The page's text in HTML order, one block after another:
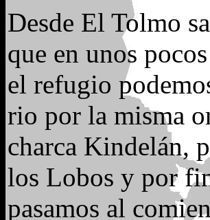
Desde El Tolmo
que en unos
el refugio
rio por la misma
charca Kindelán,
los Lobos y por
pasamos al